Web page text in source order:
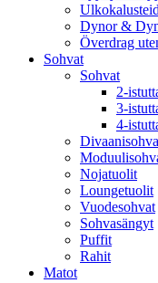
Dynor &
Överdrag
Sohvat
Sohvat
2-
3-
4-
Divaanisohva
Nojatuolit
Loungetuolit
Vuodesohvat
Sohvasängyt
Puffit
Rahit
Matot